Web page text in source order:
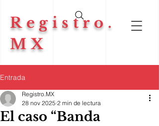
Registro.
MX
Entrada
El caso “Banda
Registro.MX
28 nov 2025 2 min de lectura